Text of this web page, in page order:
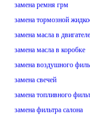
замена ремня грм
замена тормозной
замена масла в двигателе
замена масла в коробке
замена воздушного
замена свечей
замена топливного
замена фильтра салона